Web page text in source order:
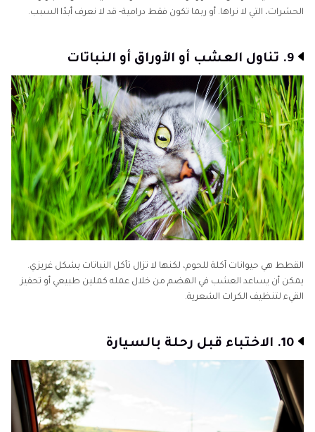
الحشرات، التي لا نراها. أو ربما تكون فقط درامية- قد لا نعرف أبدًا السبب.
9. تناول العشب أو الأوراق أو النباتات
القطط هي حيوانات آكلة للحوم، لكنها لا تزال تأكل النباتات بشكل غريزي.
يمكن أن يساعد العشب في الهضم من خلال عمله كملين طبيعي أو تحفيز
القيء لتنظيف الكرات الشعرية.
10. الاختباء قبل رحلة بالسيارة